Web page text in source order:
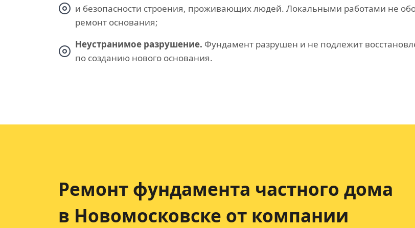
и безопасности строения, проживающих людей. Локальными работами не
ремонт основания;
Неустранимое разрушение. Фундамент разрушен и не подлежит
по созданию нового основания.
Ремонт фундамента частного дома
в Новомосковске от компании